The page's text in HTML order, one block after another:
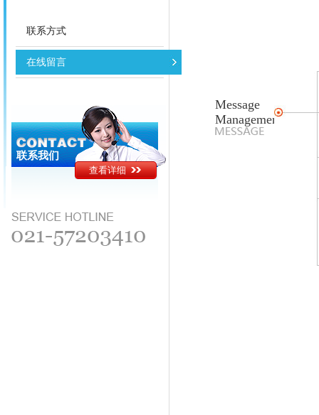
联系方式
在线留言
查看详细
联系我们
Message
Management